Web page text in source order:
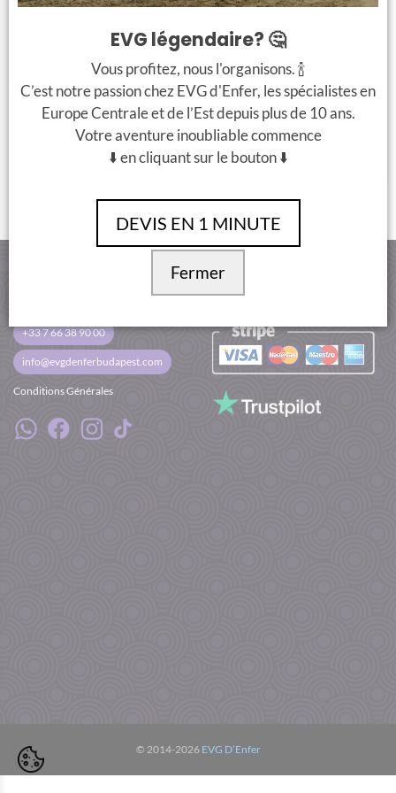
+
€ 99 / personne
Pack Classique
€ 225 / personne
L’enfer à Budapest
Caméra caché
+33 7 66 38 90 00
info@evgdenferbudapest.com
Conditions Générales
PAIMENT SÉCURISÉ
© 2014-2026 EVG D’Enfer
EVG légendaire? 🤔
Vous profitez, nous l'organisons. 🍾
C’est notre passion chez EVG d'Enfer, les spécialistes en
Europe Centrale et de l’Est depuis plus de 10 ans.
Votre aventure inoubliable commence
⬇️ en cliquant sur le bouton ⬇️
DEVIS EN 1 MINUTE
Fermer